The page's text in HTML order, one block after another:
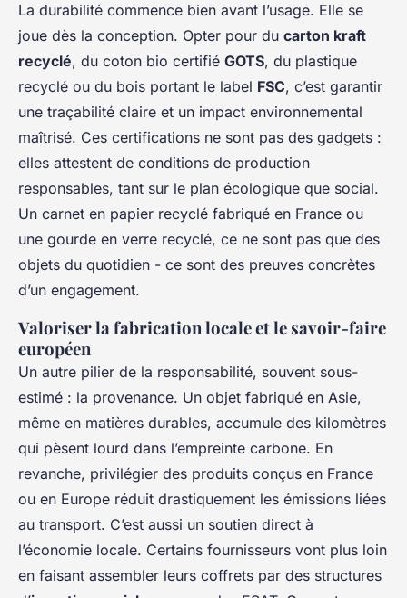
La durabilité commence bien avant l’usage. Elle se
joue dès la conception. Opter pour du carton kraft
recyclé, du coton bio certifié GOTS, du plastique
recyclé ou du bois portant le label FSC, c’est garantir
une traçabilité claire et un impact environnemental
maîtrisé. Ces certifications ne sont pas des gadgets :
elles attestent de conditions de production
responsables, tant sur le plan écologique que social.
Un carnet en papier recyclé fabriqué en France ou
une gourde en verre recyclé, ce ne sont pas que des
objets du quotidien - ce sont des preuves concrètes
d’un engagement.
Valoriser la fabrication locale et le savoir-faire
européen
Un autre pilier de la responsabilité, souvent sous-
estimé : la provenance. Un objet fabriqué en Asie,
même en matières durables, accumule des kilomètres
qui pèsent lourd dans l’empreinte carbone. En
revanche, privilégier des produits conçus en France
ou en Europe réduit drastiquement les émissions liées
au transport. C’est aussi un soutien direct à
l’économie locale. Certains fournisseurs vont plus loin
en faisant assembler leurs coffrets par des structures